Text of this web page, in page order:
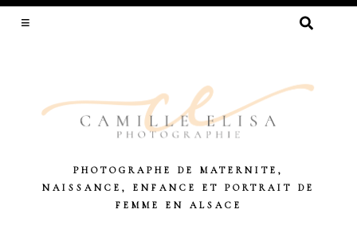
RECHERCHER :
PHOTOGRAPHE DE MATERNITE,
NAISSANCE, ENFANCE ET PORTRAIT DE
FEMME EN ALSACE